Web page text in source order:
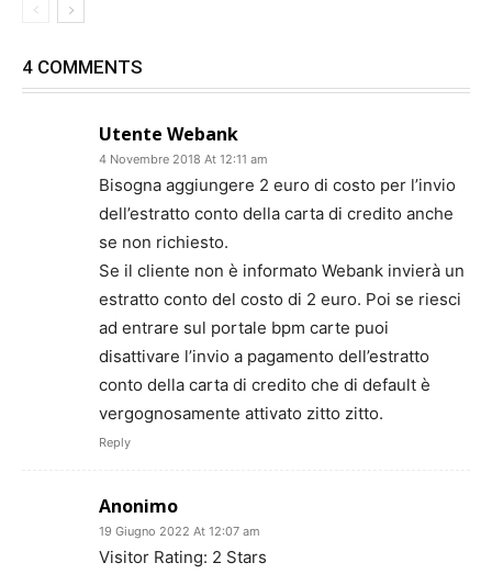
4 COMMENTS
Utente Webank
4 Novembre 2018 At 12:11 am
Bisogna aggiungere 2 euro di costo per l’invio
dell’estratto conto della carta di credito anche
se non richiesto.
Se il cliente non è informato Webank invierà un
estratto conto del costo di 2 euro. Poi se riesci
ad entrare sul portale bpm carte puoi
disattivare l’invio a pagamento dell’estratto
conto della carta di credito che di default è
vergognosamente attivato zitto zitto.
Reply
Anonimo
19 Giugno 2022 At 12:07 am
Visitor Rating: 2 Stars